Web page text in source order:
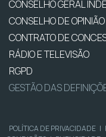
CONSELHO GERAL
CONSELHO DE OPINIÃO
CONTRATO DE
RÁDIO E TELEVISÃO
RGPD
GESTÃO DAS
POLÍTICA DE PRIVACIDADE |